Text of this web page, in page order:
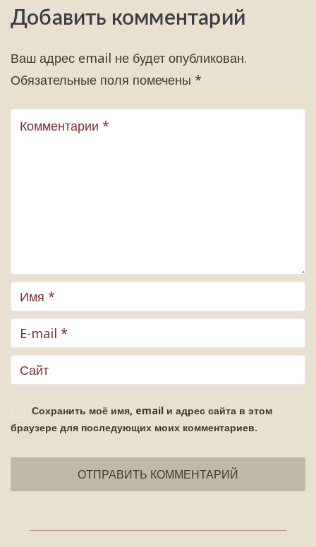
Добавить комментарий
Ваш адрес email не будет опубликован.
Обязательные поля помечены *
Сохранить моё имя, email и адрес сайта в этом
браузере для последующих моих комментариев.